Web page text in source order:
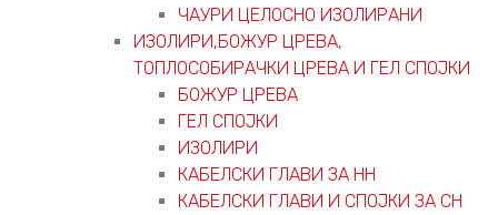
ЧАУРИ ЦЕЛОСНО ИЗОЛИРАНИ
ИЗОЛИРИ,БОЖУР ЦРЕВА,
ТОПЛОСОБИРАЧКИ ЦРЕВА И ГЕЛ СПОЈКИ
БОЖУР ЦРЕВА
ГЕЛ СПОЈКИ
ИЗОЛИРИ
КАБЕЛСКИ ГЛАВИ ЗА НН
КАБЕЛСКИ ГЛАВИ И СПОЈКИ ЗА СН